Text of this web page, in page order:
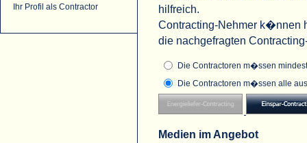
Ihr Profil als Contractor
hilfreich.
Contracting-Nehmer k�nnen
die nachgefragten
Die Contractoren m�ssen
Die Contractoren m�ssen alle
Medien im Angebot